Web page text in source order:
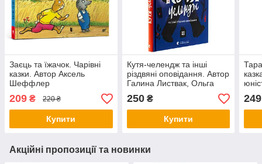
Заєць та їжачок. Чарівні
казки. Автор Аксель
Шеффлер
209 ₴ 220 ₴
Купити
Кутя-челендж та інші
різдвяні оповідання. Автор
Галина Листвак, Ольга
Ренн, Андрій Бачинський
250₴
Купити
249
Акційні пропозиції та новинки